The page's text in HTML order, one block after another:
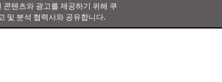
텐츠와 광고를 제공하기 위해 쿠
및 분석 협력사와 공유합니다.